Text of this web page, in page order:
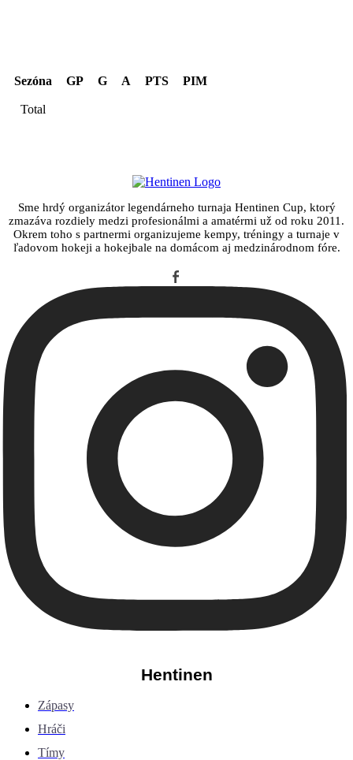
Sezóna GP G A PTS PIM
Total
Sme hrdý organizátor legendárneho turnaja Hentinen Cup, ktorý
zmazáva rozdiely medzi profesionálmi a amatérmi už od roku 2011.
Okrem toho s partnermi organizujeme kempy, tréningy a turnaje v
ľadovom hokeji a hokejbale na domácom aj medzinárodnom fóre.
Hentinen
Zápasy
Hráči
Tímy